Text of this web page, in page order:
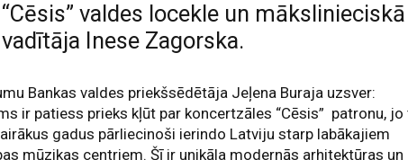
“Cēsis” valdes locekle un mākslinieciskā
vadītāja Inese Zagorska.
Bankas valdes priekšsēdētāja Jeļena Buraja uzsver:
ir patiess prieks kļūt par koncertzāles “Cēsis” patronu, jo
gadus pārliecinoši ierindo Latviju starp labākajiem
mūzikas centriem. Šī ir unikāla modernās arhitektūras un